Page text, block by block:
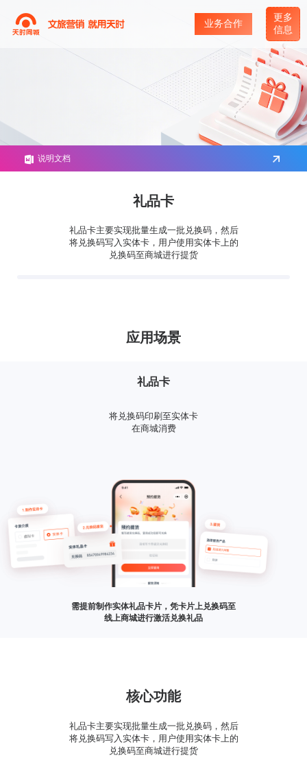
更多
信息
业务合作
说明文档
礼品卡
礼品卡主要实现批量生成一批兑换码，然后
将兑换码写入实体卡，用户使用实体卡上的
兑换码至商城进行提货
应用场景
礼品卡
将兑换码印刷至实体卡
在商城消费
需提前制作实体礼品卡片，凭卡片上兑换码至
线上商城进行激活兑换礼品
核心功能
礼品卡主要实现批量生成一批兑换码，然后
将兑换码写入实体卡，用户使用实体卡上的
兑换码至商城进行提货